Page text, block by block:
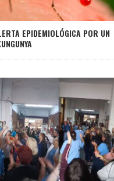
EPIDEMIOLÓGICA POR UN